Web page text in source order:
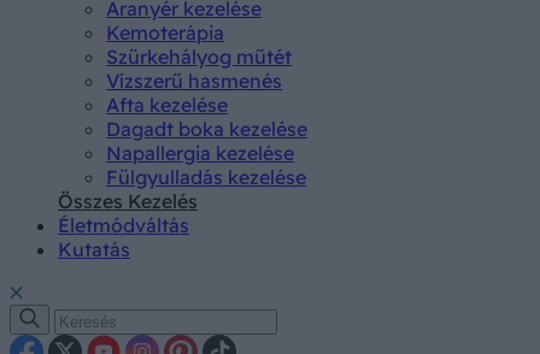
Aranyér kezelése
Kemoterápia
Szürkehályog műtét
Vízszerű hasmenés
Afta kezelése
Dagadt boka kezelése
Napallergia kezelése
Fülgyulladás kezelése
Összes Kezelés
Életmódváltás
Kutatás